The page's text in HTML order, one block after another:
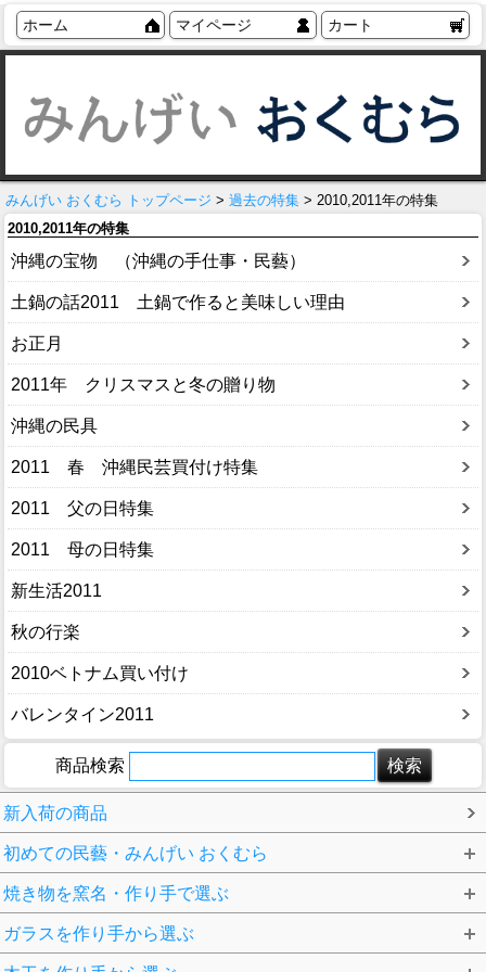
ホーム マイページ カート
みんげい おくむら トップページ > 過去の特集 > 2010,2011年の特集
2010,2011年の特集
沖縄の宝物 （沖縄の手仕事・民藝）
土鍋の話2011 土鍋で作ると美味しい理由
お正月
2011年 クリスマスと冬の贈り物
沖縄の民具
2011 春 沖縄民芸買付け特集
2011 父の日特集
2011 母の日特集
新生活2011
秋の行楽
2010ベトナム買い付け
バレンタイン2011
商品検索
新入荷の商品
初めての民藝・みんげい おくむら
焼き物を窯名・作り手で選ぶ
ガラスを作り手から選ぶ